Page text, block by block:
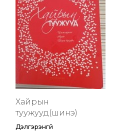
Хайрын
туужууд(шинэ)
Дэлгэрэнгүй